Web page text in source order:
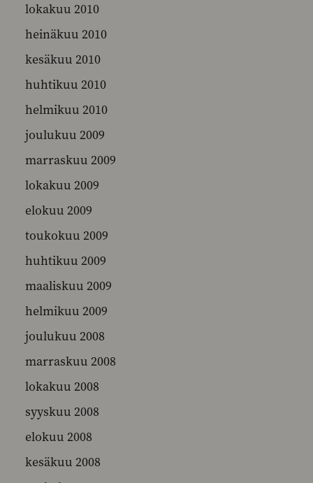
lokakuu 2010
heinäkuu 2010
kesäkuu 2010
huhtikuu 2010
helmikuu 2010
joulukuu 2009
marraskuu 2009
lokakuu 2009
elokuu 2009
toukokuu 2009
huhtikuu 2009
maaliskuu 2009
helmikuu 2009
joulukuu 2008
marraskuu 2008
lokakuu 2008
syyskuu 2008
elokuu 2008
kesäkuu 2008